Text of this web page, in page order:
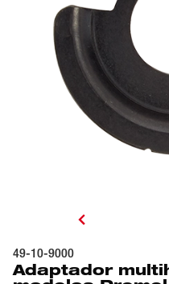
49-10-9000
Adaptador